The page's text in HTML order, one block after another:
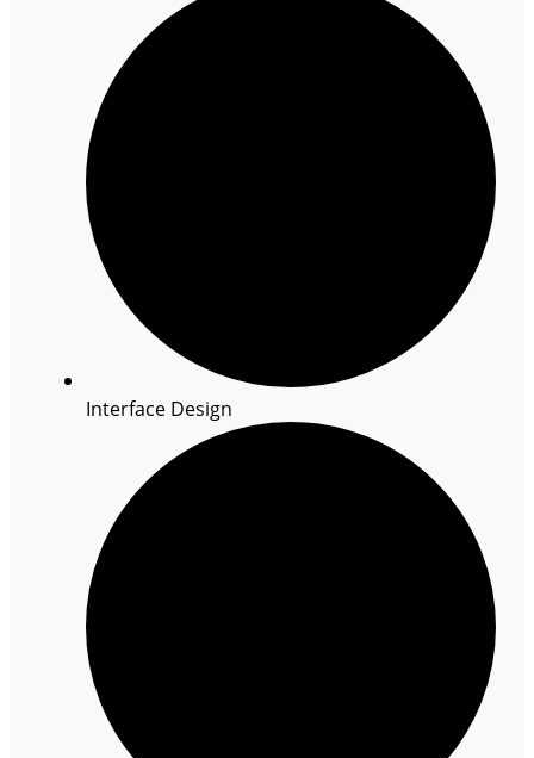
Interface Design